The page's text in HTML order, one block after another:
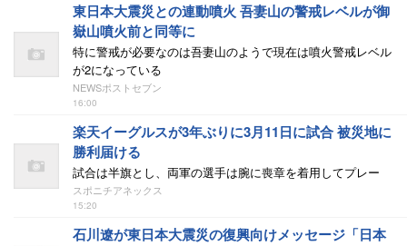
東日本大震災との連動噴火 吾妻山の警戒レベルが御
嶽山噴火前と同等に
特に警戒が必要なのは吾妻山のようで現在は噴火警戒レベル
が2になっている
NEWSポストセブン
16:00
楽天イーグルスが3年ぶりに3月11日に試合 被災地に
勝利届ける
試合は半旗とし、両軍の選手は腕に喪章を着用してプレー
スポニチアネックス
15:20
石川遼が東日本大震災の復興向けメッセージ「日本